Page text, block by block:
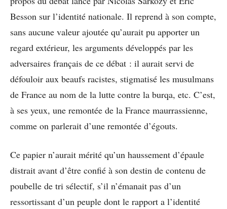
Besson sur l’identité nationale. Il reprend à son compte,
sans aucune valeur ajoutée qu’aurait pu apporter un
regard extérieur, les arguments développés par les
adversaires français de ce débat : il aurait servi de
défouloir aux beaufs racistes, stigmatisé les musulmans
de France au nom de la lutte contre la burqa, etc. C’est,
à ses yeux, une remontée de la France maurrassienne,
comme on parlerait d’une remontée d’égouts.
Ce papier n’aurait mérité qu’un haussement d’épaule
distrait avant d’être confié à son destin de contenu de
poubelle de tri sélectif, s’il n’émanait pas d’un
ressortissant d’un peuple dont le rapport a l’identité